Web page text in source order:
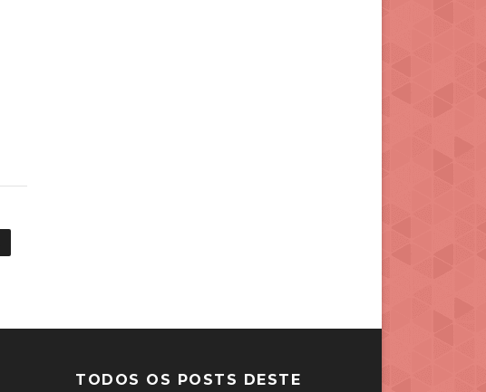
TODOS OS POSTS DESTE